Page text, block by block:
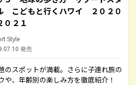
こどもと行くハワイ ２０２０
０２１
Style
発売
のスポットが満載。さらに子連れ旅の
や、年齢別の楽しみ方を徹底紹介！